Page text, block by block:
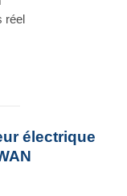
réel
électrique